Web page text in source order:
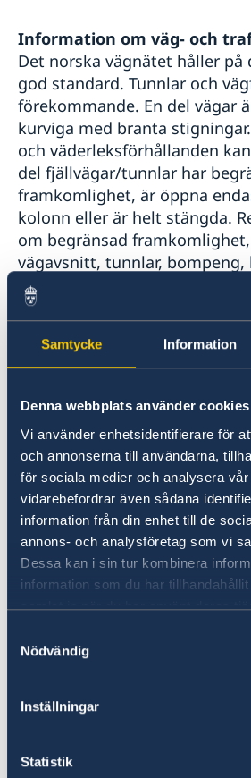
Samtycke Information
Denna webbplats använder cookies
Vi använder enhetsidentifierare för
och annonserna till användarna,
för sociala medier och analysera
vidarebefordrar även sådana
information från din enhet till de
annons- och analysföretag som vi
Dessa kan i sin tur kombinera
information som du har
samlat in när du har använt deras
Nödvändig
Inställningar
Statistik
Anmäla handelshinder
Aktiviteter
Information om väg- och
Det norska vägnätet håller på
god standard. Tunnlar och
förekommande. En del vägar
kurviga med branta
och väderleksförhållanden
del fjällvägar/tunnlar har
framkomlighet, är öppna
kolonn eller är helt stängda.
om begränsad
vägavsnitt, tunnlar,
m.m. finner du här:
Vägtullavgift
Vägtullavgifter, på norska
ursprung debiteras.
helautomatiska och det går
plats. Läs mer om
för betalning påAutoPASS
Miljömässigt
Vissa vägtullar (bl a i Oslo) är
differentierade, vilket innebär
avgifter för fordon som anses
Avgiften är kopplad till vilken
hur stor grad din bil
tid på dygnet du passerar
på förhand ha registrerat
fordonet. För mer information,